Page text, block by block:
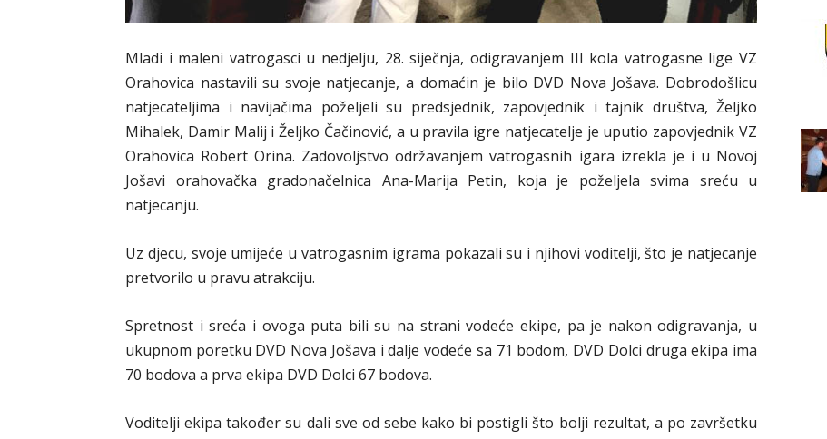
Mladi i maleni vatrogasci u nedjelju, 28. siječnja, odigravanjem III kola vatrogasne lige VZ
Orahovica nastavili su svoje natjecanje, a domaćin je bilo DVD Nova Jošava. Dobrodošlicu
natjecateljima i navijačima poželjeli su predsjednik, zapovjednik i tajnik društva, Željko
Mihalek, Damir Malij i Željko Čačinović, a u pravila igre natjecatelje je uputio zapovjednik VZ
Orahovica Robert Orina. Zadovoljstvo održavanjem vatrogasnih igara izrekla je i u Novoj
Jošavi orahovačka gradonačelnica Ana-Marija Petin, koja je poželjela svima sreću u
natjecanju.
Uz djecu, svoje umijeće u vatrogasnim igrama pokazali su i njihovi voditelji, što je natjecanje
pretvorilo u pravu atrakciju.
Spretnost i sreća i ovoga puta bili su na strani vodeće ekipe, pa je nakon odigravanja, u
ukupnom poretku DVD Nova Jošava i dalje vodeće sa 71 bodom, DVD Dolci druga ekipa ima
70 bodova a prva ekipa DVD Dolci 67 bodova.
Voditelji ekipa također su dali sve od sebe kako bi postigli što bolji rezultat, a po završetku